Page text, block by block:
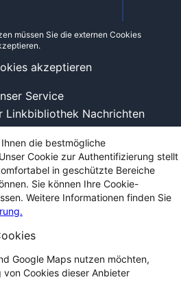
Service
Linkbibliothek Nachrichten
müssen Sie die externen Cookies
akzeptieren
die bestmögliche
Cookie zur Authentifizierung stellt
in geschützte Bereiche
Sie können Ihre Cookie-
Weitere Informationen finden Sie
Google Maps nutzen möchten,
von Cookies dieser Anbieter